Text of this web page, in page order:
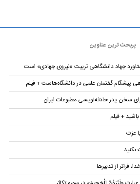
پربحث ترین عناوین
جهاد دانشگاهی تربیت «نیروی جهادی» است
پیشگام گفتمان علمی در دانشگاه‌هاست + فیلم
پای سخن پدر حادثه‌نویسی مطبوعات ایران
+ فیلم
عزت
فراتر از تدبیرها